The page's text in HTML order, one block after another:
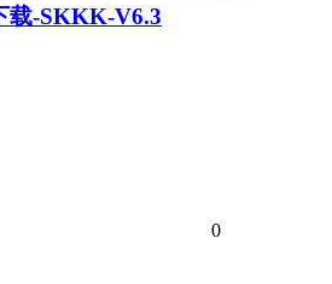
载-SKKK-V6.3
0